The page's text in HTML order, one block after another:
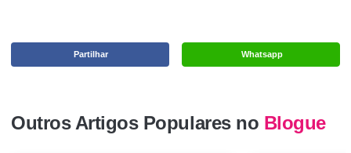
Whatsapp
Partilhar
Outros Artigos Populares no Blogue